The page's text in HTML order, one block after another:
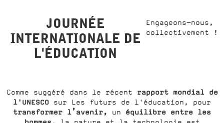
JOURNÉE
INTERNATIONALE DE
L'ÉDUCATION
Engageons-nous,
collectivement !
Comme suggéré dans le récent rapport mondial de
l'UNESCO
sur Les futurs de l'éducation, pour
transformer l’avenir, un équilibre entre les